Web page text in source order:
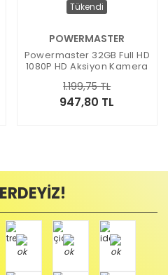
Tükendi
POWERMASTER
Powermaster 32GB Full HD
1080P HD Aksiyon Kamera
947,80 TL
1.199,75 TL